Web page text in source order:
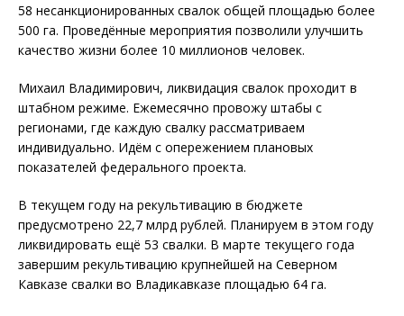
58 несанкционированных свалок общей площадью более
500 га. Проведённые мероприятия позволили улучшить
качество жизни более 10 миллионов человек.
Михаил Владимирович, ликвидация свалок проходит в
штабном режиме. Ежемесячно провожу штабы с
регионами, где каждую свалку рассматриваем
индивидуально. Идём с опережением плановых
показателей федерального проекта.
В текущем году на рекультивацию в бюджете
предусмотрено 22,7 млрд рублей. Планируем в этом году
ликвидировать ещё 53 свалки. В марте текущего года
завершим рекультивацию крупнейшей на Северном
Кавказе свалки во Владикавказе площадью 64 га.